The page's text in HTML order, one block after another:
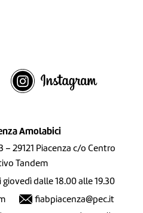
Amolabici
– 29121 Piacenza c/o Centro
Tandem
dalle 18.00 alle 19.30
fiabpiacenza@pec.it